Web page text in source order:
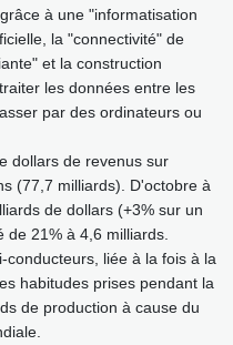
à une "informatisation
la "connectivité" de
et la construction
les données entre les
par des ordinateurs ou
dollars de revenus sur
(77,7 milliards). D'octobre à
de dollars (+3% sur un
21% à 4,6 milliards.
liée à la fois à la
habitudes prises pendant la
de production à cause du